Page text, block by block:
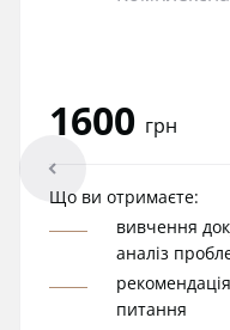
1600 грн
Що ви отримаєте:
вивчення
аналіз
питання
arrowleft